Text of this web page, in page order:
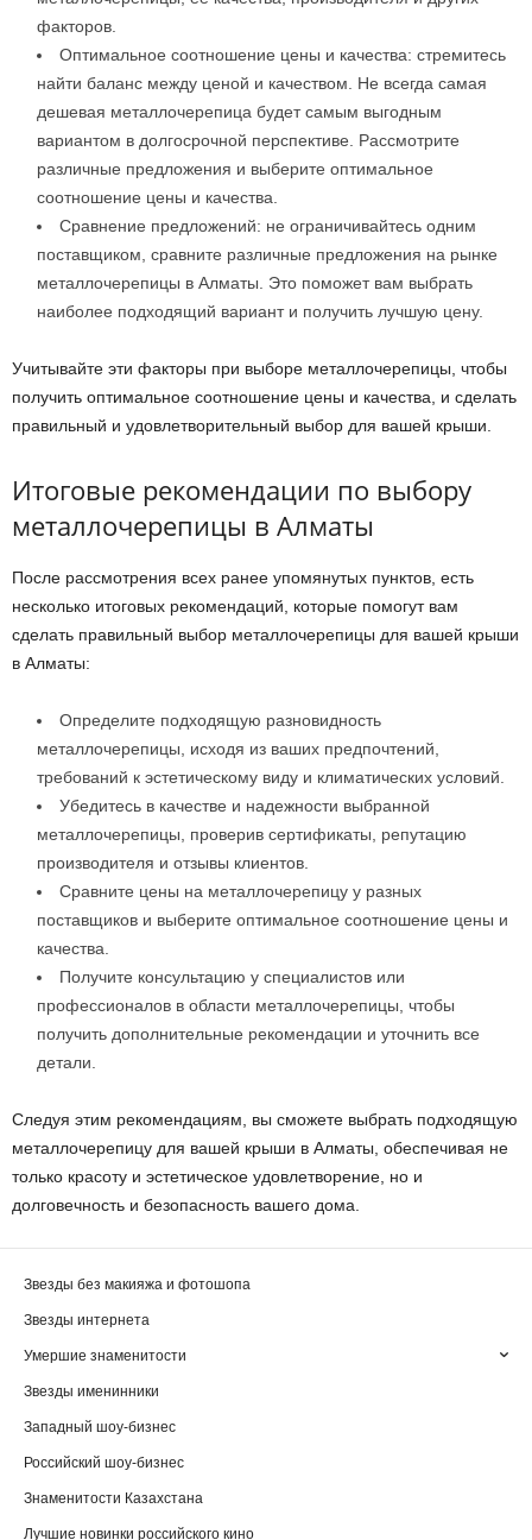
факторов.
Оптимальное соотношение цены и качества: стремитесь
найти баланс между ценой и качеством. Не всегда самая
дешевая металлочерепица будет самым выгодным
вариантом в долгосрочной перспективе. Рассмотрите
различные предложения и выберите оптимальное
соотношение цены и качества.
Сравнение предложений: не ограничивайтесь одним
поставщиком, сравните различные предложения на рынке
металлочерепицы в Алматы. Это поможет вам выбрать
наиболее подходящий вариант и получить лучшую цену.
Учитывайте эти факторы при выборе металлочерепицы, чтобы
получить оптимальное соотношение цены и качества, и сделать
правильный и удовлетворительный выбор для вашей крыши.
Итоговые рекомендации по выбору
металлочерепицы в Алматы
После рассмотрения всех ранее упомянутых пунктов, есть
несколько итоговых рекомендаций, которые помогут вам
сделать правильный выбор металлочерепицы для вашей крыши
в Алматы:
Определите подходящую разновидность
металлочерепицы, исходя из ваших предпочтений,
требований к эстетическому виду и климатических условий.
Убедитесь в качестве и надежности выбранной
металлочерепицы, проверив сертификаты, репутацию
производителя и отзывы клиентов.
Сравните цены на металлочерепицу у разных
поставщиков и выберите оптимальное соотношение цены и
качества.
Получите консультацию у специалистов или
профессионалов в области металлочерепицы, чтобы
получить дополнительные рекомендации и уточнить все
детали.
Следуя этим рекомендациям, вы сможете выбрать подходящую
металлочерепицу для вашей крыши в Алматы, обеспечивая не
только красоту и эстетическое удовлетворение, но и
долговечность и безопасность вашего дома.
Звезды без макияжа и фотошопа
Звезды интернета
Умершие знаменитости
Звезды именинники
Западный шоу-бизнес
Российский шоу-бизнес
Знаменитости Казахстана
Лучшие новинки российского кино